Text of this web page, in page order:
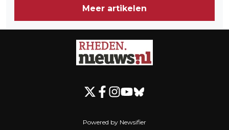
Meer artikelen
Powered by Newsifier